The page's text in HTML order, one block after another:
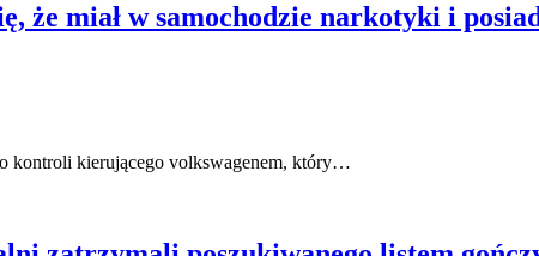
że miał w samochodzie narkotyki i
kontroli kierującego volkswagenem, który…